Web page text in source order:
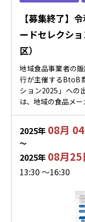
【募集終了】
ードセレクシ
区）
地域食品事業者の
行が主催するBtoB
ション2025」への
は、地域の食品メ
2025年 08月
〜
2025年 08月25
13:30 ～16:30